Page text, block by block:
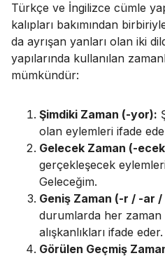
Türkçe ve İngilizce cümle
kalıpları bakımından
da ayrışan yanları olan iki
yapılarında kullanılan
mümkündür:
Şimdiki Zaman (-yor):
olan eylemleri ifade
Gelecek Zaman (-
gerçekleşecek
Geleceğim.
Geniş Zaman (-r / -ar
durumlarda her
alışkanlıkları ifade eder.
Görülen Geçmiş